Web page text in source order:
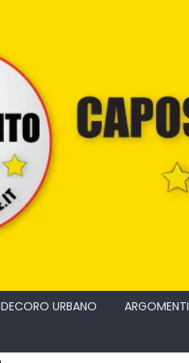
DECORO URBANO ARGOMENTI